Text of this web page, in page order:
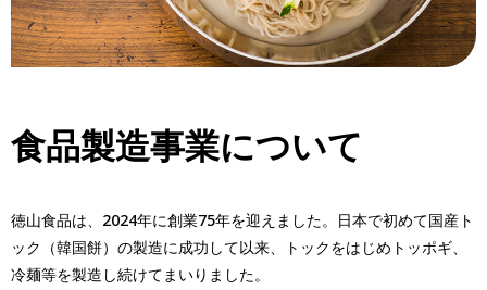
食品製造事業について
徳山食品は、2024年に創業75年を迎えました。日本で初めて国産ト
ック（韓国餅）の製造に成功して以来、トックをはじめトッポギ、
冷麺等を製造し続けてまいりました。